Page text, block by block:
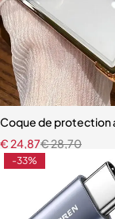
Coque de protection
€28,70
€24,87
-33%